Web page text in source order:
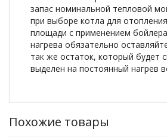
запас номинальной тепловой
при выборе котла для
площади с применением
нагрева обязательно
так же остаток, который будет
выделен на постоянный нагрев
Похожие товары